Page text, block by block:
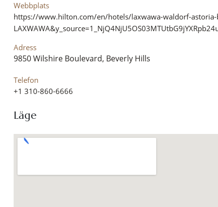
Webbplats
https://www.hilton.com/en/hotels/laxwawa-waldorf-astoria-
Adress
9850 Wilshire Boulevard, Beverly Hills
Telefon
+1 310-860-6666
Läge